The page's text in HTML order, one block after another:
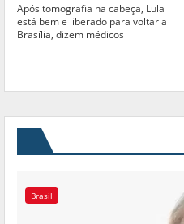
Após tomografia na cabeça, Lula
está bem e liberado para voltar a
Brasília, dizem médicos
Brasil